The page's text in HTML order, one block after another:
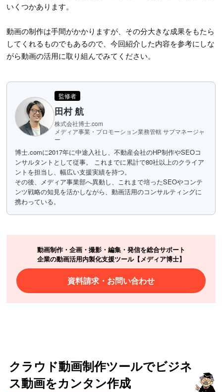
いくつかあります。
動画の制作は手間がかかりますが、その分大きな成果をもたら
してくれるものでもあるので、今回紹介した内容を参考にしな
がら動画の活用に取り組んでみてください。
監修者
田村 航
株式会社博士.com
メディア事業・プロモーション業務管轄 サブマネージャ
ー
博士.comに2017年に中途入社し、不動産会社のHP制作やSEOコ
ンサルタントとして従事。 これまでに累計で80社以上のクライア
ントを担当し、幅広い支援実績を持つ。
その後、メディア事業部へ異動し、これまで培ったSEOやコンテ
ンツ戦略の知見を活かしながら、動画活用のコンサルティングに
携わっている。
動画制作・企画・撮影・編集・発信を総合サポート
企業の動画活用内製化支援ツール【メディア博士】
資料請求・お問い合わせ
クラウド動画制作ツールでビジネ
ス動画をカンタン作成